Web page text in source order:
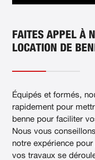
FAITES APPEL À
LOCATION DE
Équipés et formés,
rapidement pour
benne pour faciliter
Nous vous
notre expérience
vos travaux se